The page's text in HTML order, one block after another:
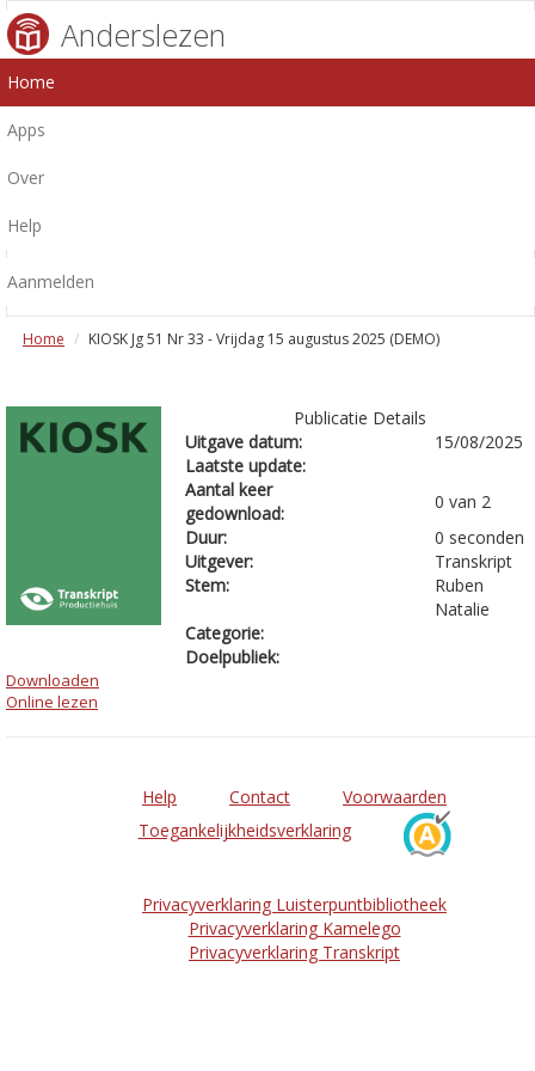
Anderslezen
Home
Apps
Over
Help
Aanmelden
Home KIOSK Jg 51 Nr 33 - Vrijdag 15 augustus 2025 (DEMO)
Publicatie Details
Uitgave datum:
15/08/2025
Laatste update:
Aantal keer
gedownload:
0 van 2
Duur:
0 seconden
Uitgever:
Transkript
Stem:
Ruben
Natalie
Categorie:
Doelpubliek:
Downloaden
Online lezen
Help Contact
Voorwaarden
Toegankelijkheidsverklaring
Privacyverklaring Luisterpuntbibliotheek
Privacyverklaring Kamelego
Privacyverklaring Transkript